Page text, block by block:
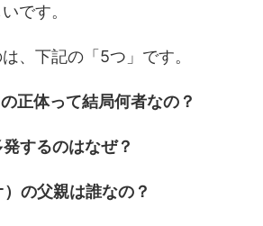
です。
、下記の「5つ」です。
正体って結局何者なの？
するのはなぜ？
の父親は誰なの？